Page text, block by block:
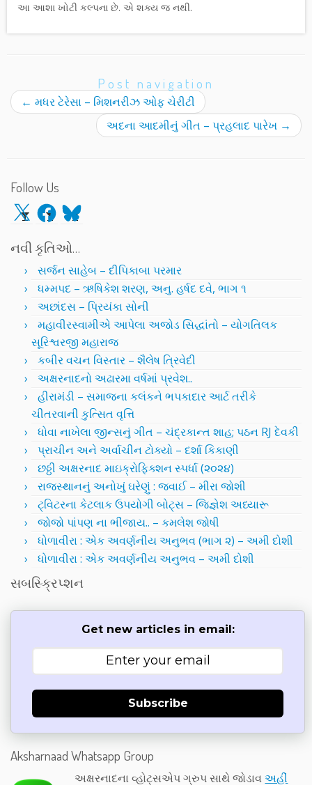
આ આશા ખોટી કલ્પના છે. એ શક્ય જ નથી.
Post navigation
← મધર ટેરેસા – મિશનરીઝ ઓફ ચેરીટી
અદના આદમીનું ગીત – પ્રહલાદ પારેખ →
Follow Us
X Facebook
Bluesky
નવી કૃતિઓ…
સર્જન સાહેબ – દીપિકાબા પરમાર
ધમ્મપદ – ઋષિકેશ શરણ, અનુ. હર્ષદ દવે, ભાગ ૧
અછાંદસ – પ્રિયંકા સોની
મહાવીરસ્વામીએ આપેલા અજોડ સિદ્ધાંતો – યોગતિલક
સૂરિશ્વરજી મહારાજ
કબીર વચન વિસ્તાર – શૈલેષ ત્રિવેદી
અક્ષરનાદનો અઢારમા વર્ષમાં પ્રવેશ..
હીરામંડી – સમાજના કલંકને ભપકાદાર આર્ટ તરીકે
ચીતરવાની કુત્સિત વૃત્તિ
ધોવા નાખેલા જીન્સનું ગીત – ચંદ્રકાન્ત શાહ; પઠન RJ દેવકી
પ્રાચીન અને અર્વાચીન ટોક્યો – દર્શા કિકાણી
છઠ્ઠી અક્ષરનાદ માઇક્રોફિક્શન સ્પર્ધા (૨૦૨૪)
રાજસ્થાનનું અનોખું ઘરેણું : જવાઈ – મીરા જોશી
ટ્વિટરના કેટલાક ઉપયોગી બોટ્સ – જિજ્ઞેશ અધ્યારૂ
જોજો પાંપણ ના ભીંજાય.. – કમલેશ જોષી
ધોળાવીરા : એક અવર્ણનીય અનુભવ (ભાગ ૨) – અમી દોશી
ધોળાવીરા : એક અવર્ણનીય અનુભવ – અમી દોશી
સબસ્ક્રિપ્શન
Get new articles in email:
Subscribe
Aksharnaad Whatsapp Group
અક્ષરનાદના વ્હોટ્સએપ ગ્રુપ સાથે જોડાવઅહીં